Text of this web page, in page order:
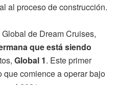
al proceso de construcción.
de Dream Cruises,
que está siendo
Global 1. Este primer
que comience a operar bajo